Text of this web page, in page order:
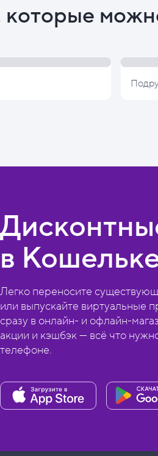
в
Легко переносите
или выпускайте виртуальные
сразу в онлайн- и офлайн-
акции и кэшбэк — всё что
телефоне.